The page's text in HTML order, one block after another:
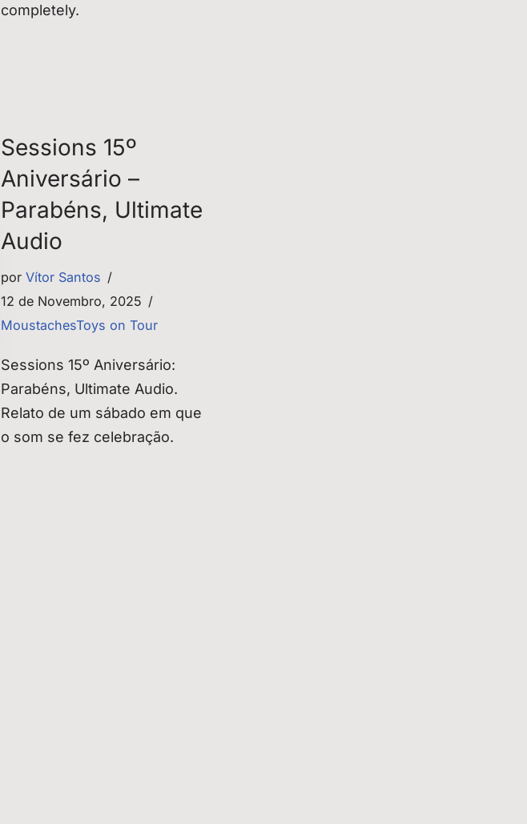
completely.
Sessions 15º
Aniversário –
Parabéns, Ultimate
Audio
por Vítor Santos
12 de Novembro, 2025
MoustachesToys on Tour
Sessions 15º Aniversário:
Parabéns, Ultimate Audio.
Relato de um sábado em que
o som se fez celebração.